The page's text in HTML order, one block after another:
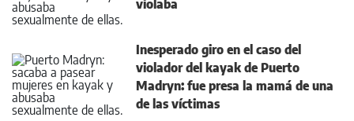
violaba
Inesperado giro en el caso del
violador del kayak de Puerto
Madryn: fue presa la mamá de una
de las víctimas